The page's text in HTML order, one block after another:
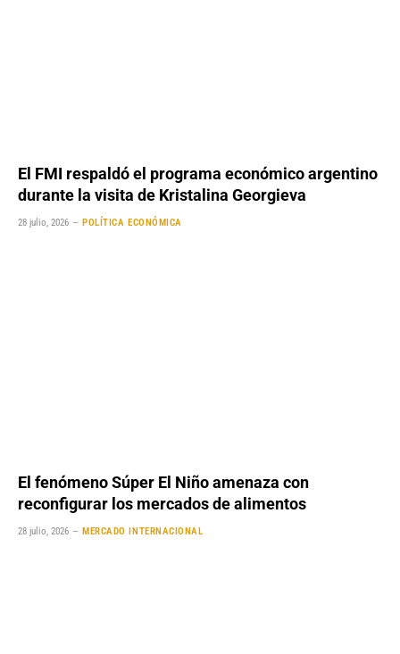
El FMI respaldó el programa económico argentino
durante la visita de Kristalina Georgieva
28 julio, 2026 POLÍTICA ECONÓMICA
El fenómeno Súper El Niño amenaza con
reconfigurar los mercados de alimentos
28 julio, 2026 MERCADO INTERNACIONAL